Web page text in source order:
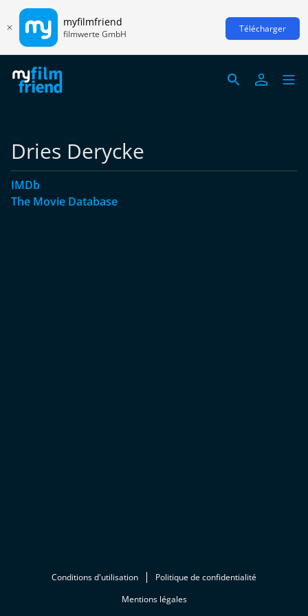
myfilmfriend
filmwerte GmbH Télécharger
Dries Derycke
IMDb
The Movie Database
Conditions d'utilisation
Politique de confidentialité
Mentions légales